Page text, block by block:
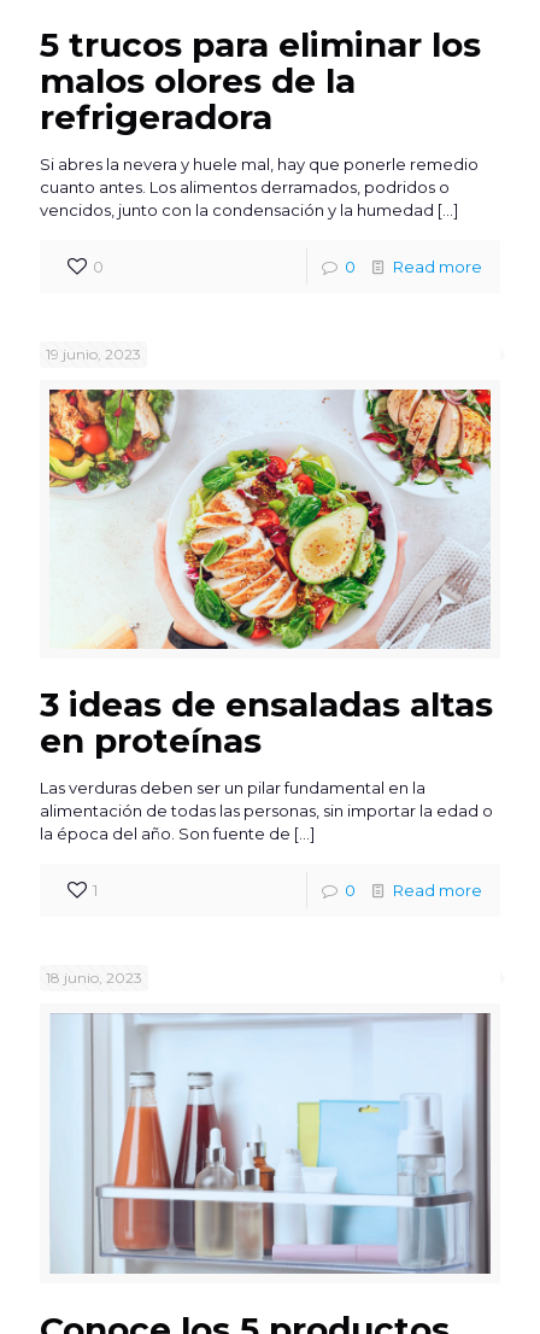
5 trucos para eliminar los
malos olores de la
refrigeradora
Si abres la nevera y huele mal, hay que ponerle remedio
cuanto antes. Los alimentos derramados, podridos o
vencidos, junto con la condensación y la humedad […]
0 0 Read more
19 junio, 2023
3 ideas de ensaladas altas
en proteínas
Las verduras deben ser un pilar fundamental en la
alimentación de todas las personas, sin importar la edad o
la época del año. Son fuente de […]
1 0 Read more
18 junio, 2023